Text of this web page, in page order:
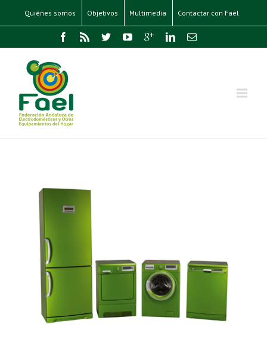
Quiénes somos Objetivos Multimedia Contactar con Fael